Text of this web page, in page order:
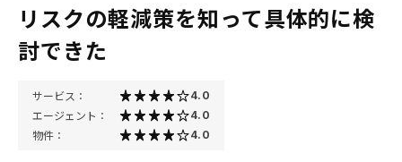
リスクの軽減策を知って具体的に検
討できた
サービス： 4.0
エージェント： 4.0
物件： 4.0